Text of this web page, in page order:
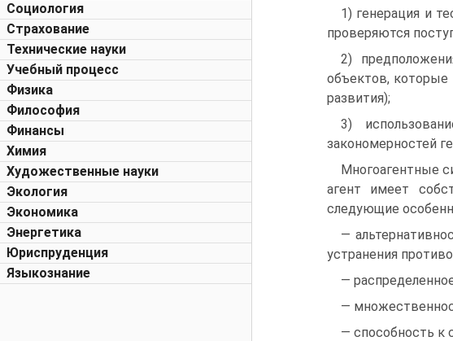
Социология
Страхование
Технические науки
Учебный процесс
Физика
Философия
Финансы
Химия
Художественные науки
Экология
Экономика
Энергетика
Юриспруденция
Языкознание
1) генерация и
проверяются
2)
объектов,
развития);
3)
закономерностей
Многоагентные
агент имеет
следующие
—
устранения
—
—
— способность к